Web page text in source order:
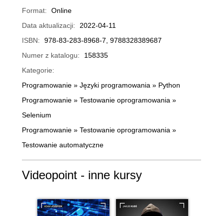
Format:
Online
Data aktualizacji:
2022-04-11
ISBN:
978-83-283-8968-7, 9788328389687
Numer z katalogu:
158335
Kategorie:
Programowanie » Języki programowania » Python
Programowanie » Testowanie oprogramowania »
Selenium
Programowanie » Testowanie oprogramowania »
Testowanie automatyczne
Videopoint - inne kursy